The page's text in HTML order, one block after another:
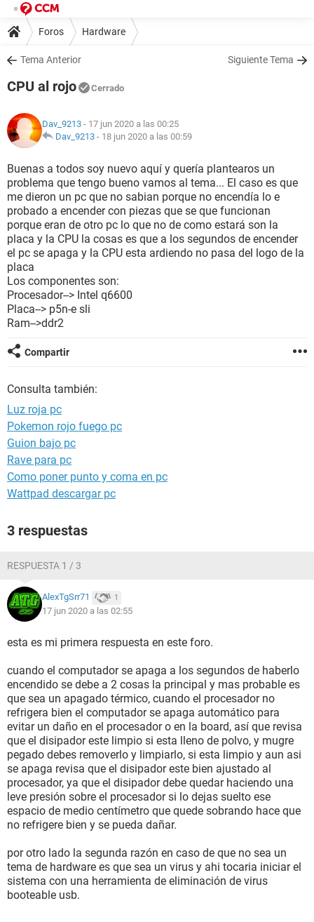
Foros Hardware
Tema Anterior Siguiente Tema
CPU al rojo Cerrado
Dav_9213 - 17 jun 2020 a las 00:25
Dav_9213 - 18 jun 2020 a las 00:59
Buenas a todos soy nuevo aquí y quería plantearos un
problema que tengo bueno vamos al tema... El caso es que
me dieron un pc que no sabian porque no encendía lo e
probado a encender con piezas que se que funcionan
porque eran de otro pc lo que no de como estará son la
placa y la CPU la cosas es que a los segundos de encender
el pc se apaga y la CPU esta ardiendo no pasa del logo de la
placa
Los componentes son:
Procesador--> Intel q6600
Placa--> p5n-e sli
Ram-->ddr2
Compartir
Consulta también:
Luz roja pc
Pokemon rojo fuego pc
Guion bajo pc
Rave para pc
Como poner punto y coma en pc
Wattpad descargar pc
3 respuestas
RESPUESTA 1 / 3
AlexTgSrr71 1
17 jun 2020 a las 02:55
esta es mi primera respuesta en este foro.
cuando el computador se apaga a los segundos de haberlo
encendido se debe a 2 cosas la principal y mas probable es
que sea un apagado térmico, cuando el procesador no
refrigera bien el computador se apaga automático para
evitar un daño en el procesador o en la board, así que revisa
que el disipador este limpio si esta lleno de polvo, y mugre
pegado debes removerlo y limpiarlo, si esta limpio y aun asi
se apaga revisa que el disipador este bien ajustado al
procesador, ya que el disipador debe quedar haciendo una
leve presión sobre el procesador si lo dejas suelto ese
espacio de medio centímetro que quede sobrando hace que
no refrigere bien y se pueda dañar.
por otro lado la segunda razón en caso de que no sea un
tema de hardware es que sea un virus y ahi tocaria iniciar el
sistema con una herramienta de eliminación de virus
booteable usb.